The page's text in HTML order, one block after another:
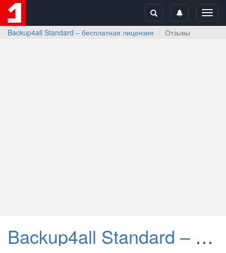
Backup4all Standard – бесплатная лицензия
Отзывы
Backup4all Standard – бесплатная лицензия